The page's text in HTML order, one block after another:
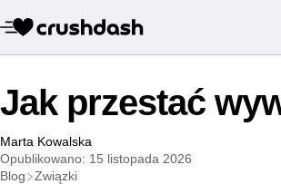
Jak przestać
Marta Kowalska
Opublikowano: 15 listopada 2026
Blog
Związki